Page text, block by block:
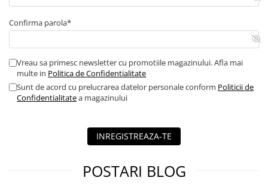
Confirma parola*
Vreau sa primesc newsletter cu promotiile magazinului. Afla mai
multe in Politica de Confidentialitate
Sunt de acord cu prelucrarea datelor personale conform Politicii de
Confidentialitatea magazinului
INREGISTREAZA-TE
POSTARI BLOG